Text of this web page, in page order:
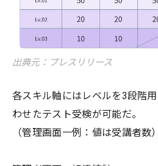
出典元：プレスリリース
各スキル軸にはレベルを3段階
わせたテスト受検が可能だ。
（管理画面一例：値は受講者数）